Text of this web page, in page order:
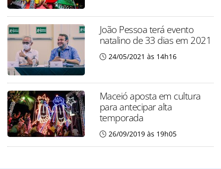
João Pessoa terá evento
natalino de 33 dias em 2021
24/05/2021 às 14h16
Maceió aposta em cultura
para antecipar alta
temporada
26/09/2019 às 19h05